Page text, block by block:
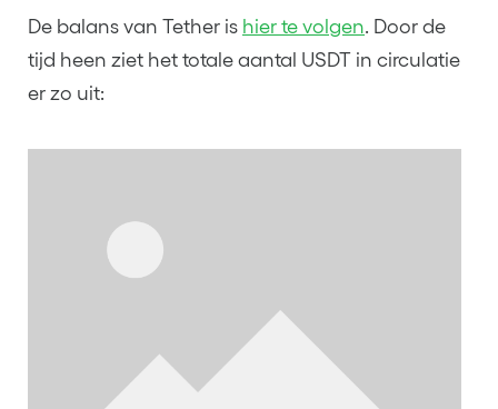
De balans van Tether is hier te volgen. Door de
tijd heen ziet het totale aantal USDT in circulatie
er zo uit: